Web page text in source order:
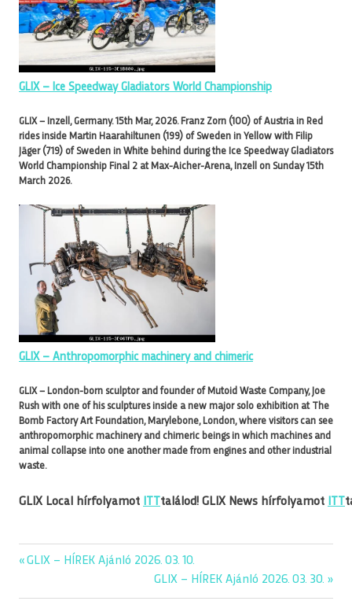
GLIX – Ice Speedway Gladiators World Championship
GLIX – Inzell, Germany. 15th Mar, 2026. Franz Zorn (100) of Austria in Red
rides inside Martin Haarahiltunen (199) of Sweden in Yellow with Filip
Jäger (719) of Sweden in White behind during the Ice Speedway Gladiators
World Championship Final 2 at Max-Aicher-Arena, Inzell on Sunday 15th
March 2026.
GLIX – Anthropomorphic machinery and chimeric
GLIX – London-born sculptor and founder of Mutoid Waste Company, Joe
Rush with one of his sculptures inside a new major solo exhibition at The
Bomb Factory Art Foundation, Marylebone, London, where visitors can see
anthropomorphic machinery and chimeric beings in which machines and
animal collapse into one another made from engines and other industrial
waste.
GLIX Local hírfolyamot ITT találod! GLIX News hírfolyamot ITT
Bejegyzés
navigáció
Previous
GLIX – HÍREK Ajánló 2026. 03. 10.
Next
Post:
GLIX – HÍREK Ajánló 2026. 03. 30.